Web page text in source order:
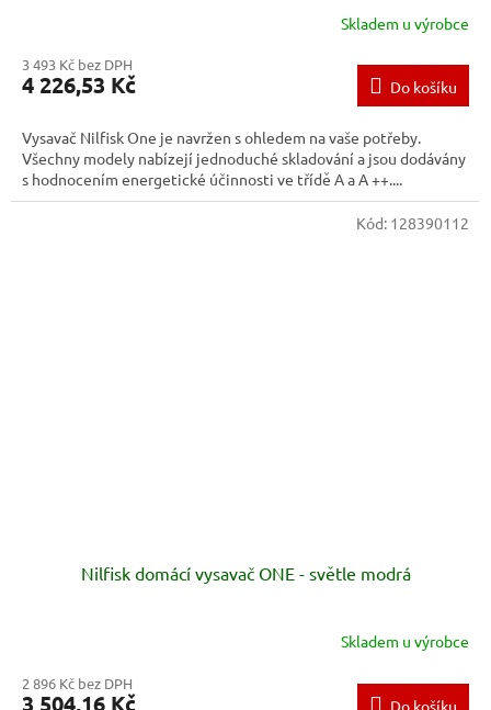
Skladem u výrobce
3 493 Kč bez DPH
4 226,53 Kč Do košíku
Vysavač Nilfisk One je navržen s ohledem na vaše potřeby.
Všechny modely nabízejí jednoduché skladování a jsou dodávány
s hodnocením energetické účinnosti ve třídě A a A ++....
Nilfisk domácí vysavač ONE - světle modrá
Skladem u výrobce
2 896 Kč bez DPH
3 504,16 Kč Do košíku
Kód: 128390112